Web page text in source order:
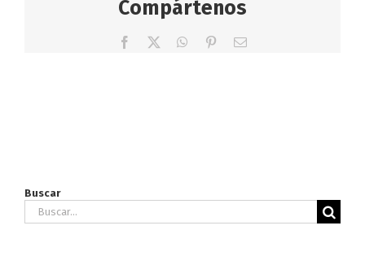
Compártenos
Facebook WhatsApp
PinterestCorreo
Buscar
Buscar: